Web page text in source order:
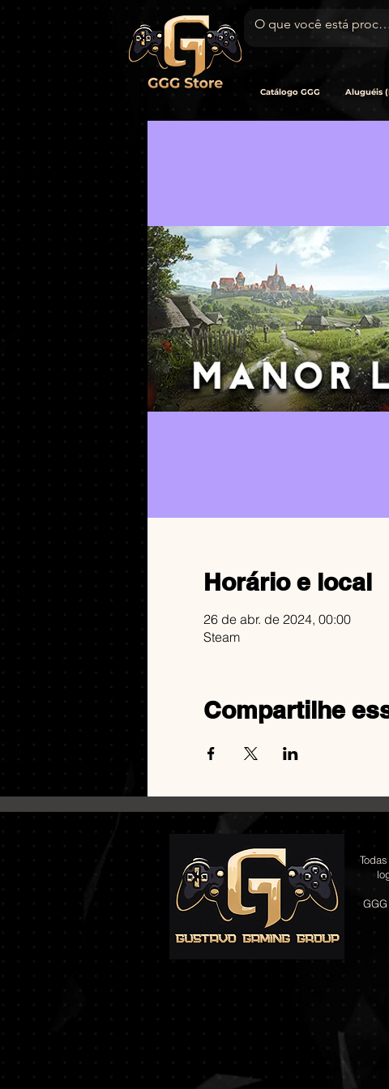
Catálogo GGG Aluguéis
Horário e local
26 de abr. de 2024, 00:00
Steam
Compartilhe